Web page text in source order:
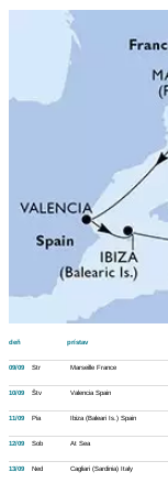
deň prístav
09/09 Str Marseille France
10/09 Štv Valencia Spain
11/09 Pia Ibiza (Baleari Is.) Spain
12/09 Sob At Sea
13/09 Ned Cagliari (Sardinia) Italy